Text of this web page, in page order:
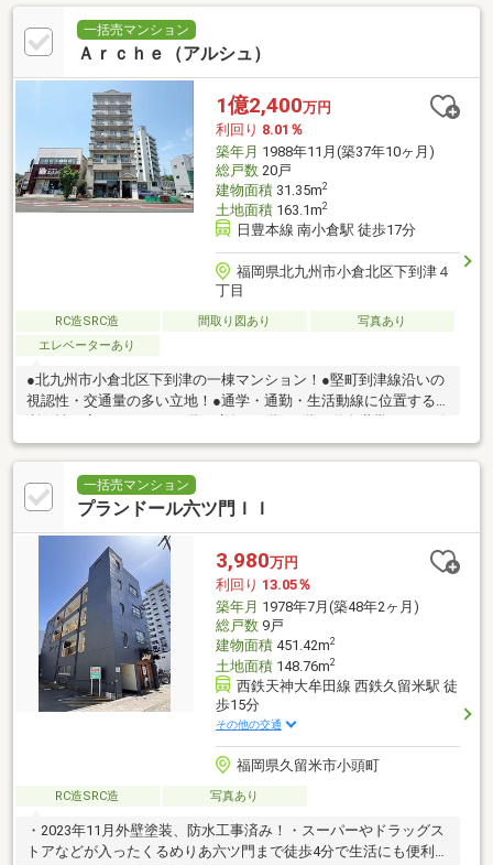
一括売マンション
Ａｒｃｈｅ（アルシュ）
1億2,400万円
利回り 8.01％
築年月 1988年11月(築37年10ヶ月)
総戸数20戸
建物面積31.35m2
土地面積163.1m2
日豊本線 南小倉駅 徒歩17分
福岡県北九州市小倉北区下到津４
丁目
RC造SRC造 間取り図あり
写真あり
エレベーターあり
●北九州市小倉北区下到津の一棟マンション！●堅町到津線沿いの
視認性・交通量の多い立地！●通学・通勤・生活動線に位置する
が強い間取り！
一括売マンション
プランドール六ツ門ＩＩ
3,980万円
利回り 13.05％
築年月 1978年7月(築48年2ヶ月)
総戸数9戸
建物面積451.42m2
土地面積148.76m2
西鉄天神大牟田線 西鉄久留米駅 徒
歩15分
その他の交通
福岡県久留米市小頭町
RC造SRC造 写真あり
・2023年11月外壁塗装、防水工事済み！・スーパーやドラッグス
トアなどが入ったくるめりあ六ツ門まで徒歩4分で生活にも便利